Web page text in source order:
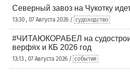
Северный завоз на Чукотку
13:30 , 07 Августа 2026 / судоходство
#ЧИТАЮКОРАБЕЛ на
верфях и КБ 2026 год
13:13 , 07 Августа 2026 / события